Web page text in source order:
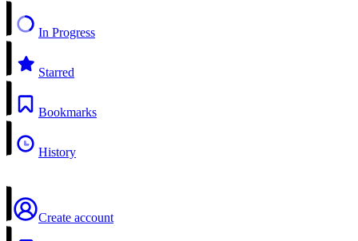
In Progress
Starred
Bookmarks
History
Create account